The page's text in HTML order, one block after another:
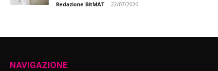
Redazione BitMAT - 22/07/2026
NAVIGAZIONE